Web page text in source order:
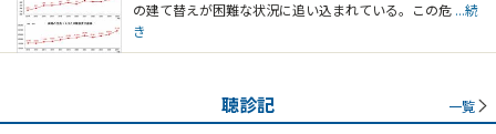
の建て替えが困難な状況に追い込まれている。この危 ...続
き
聴診記 一覧